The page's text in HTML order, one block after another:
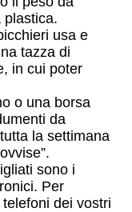
plastica.
usa e
tazza di
in cui poter
o una borsa
da
la settimana
sono i
Per
dei vostri